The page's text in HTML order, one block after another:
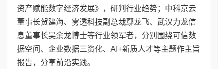
资产赋能数字经济发展》，研判行业趋势；中科京云
董事长贺建海、雾透科技副总裁鄢龙飞、武汉力龙信
息董事长吴余龙博士等行业领军者，分别围绕可信数
据空间、企业数据三资化、AI+新质人才等主题作主旨
报告，分享前沿实践。